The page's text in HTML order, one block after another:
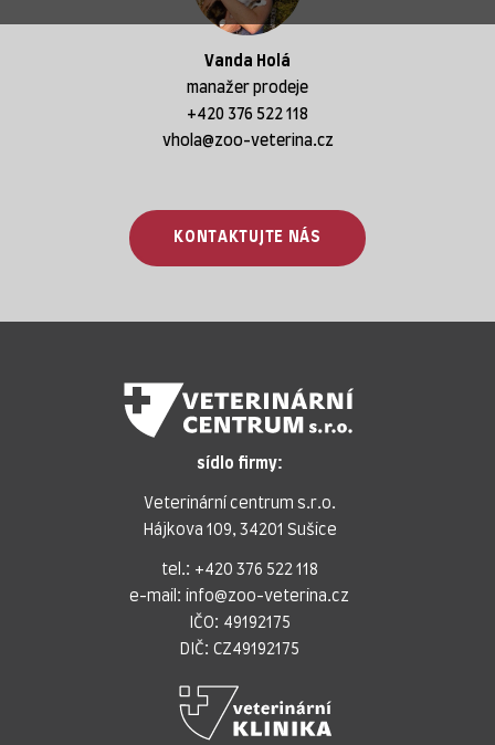
Vanda Holá
manažer prodeje
+420 376 522 118
vhola@zoo-veterina.cz
KONTAKTUJTE NÁS
sídlo firmy:
Veterinární centrum s.r.o.
Hájkova 109, 34201 Sušice
tel.: +420 376 522 118
e-mail:
info@zoo-veterina.cz
IČO: 49192175
DIČ: CZ49192175